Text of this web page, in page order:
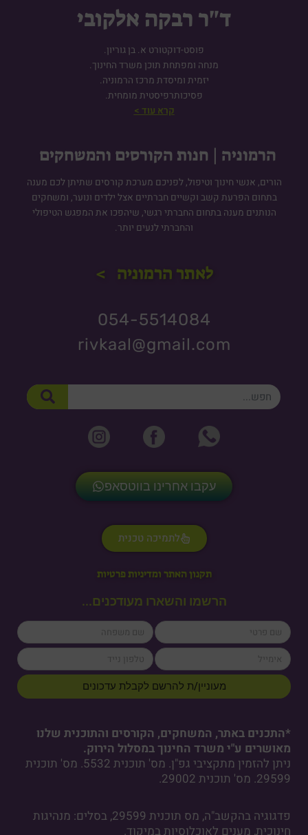
ד"ר רבקה אלקובי
פוסט-דוקטורט א. בן גוריון.
מנחה ומפתחת תוכן משרד החינוך.
יזמית ומיסדת מרכז הרמוניה.
פסיכותרפיסטית מומחית.
קרא עוד >
הרמוניה | חנות הקורסים והמשחקים
הורים, אנשי חינוך וטיפול, לפניכם מערכת קורסים שתיתן לכם מענה
בתחום הפרעת קשב וקשיים חברתיים אצל ילדים ונוער, ומשחקים
הנותנים מענה בתחום החברתי רגשי, שיהפכו את המפגש הטיפולי
והחברתי לנעים יותר.
לאתר הרמוניה >
054-5514084
rivkaal@gmail.com
חיפוש
עקבו אחרינו בווטסאפ
לתמיכה טכנית
תקנון האתר ומדיניות פרטיות
*התכנים באתר, המשחקים, הקורסים והתוכנית שלנו
מאושרים ע"י משרד החינוך במסלול הירוק.
ניתן להזמין מתקציבי גפ"ן. מס' תוכנית 5532. מס' תוכנית
29599. מס' תוכנית 29002.
פדגוגיה בהקשב"ה, מס תוכנית 29599, בסלים: מנהיגות
חינוכית, מענים לאוכלוסיות במיקוד.
הרשמו והשארו מעודכנים...
firstName
lastName
email
cellPhone
מעוניין/ת להרשם לקבלת עדכונים